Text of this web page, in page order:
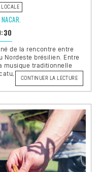
de la rencontre entre
Nordeste brésilien. Entre
musique traditionnelle
le forró, et encore la
CONTINUER LA LECTUREDE